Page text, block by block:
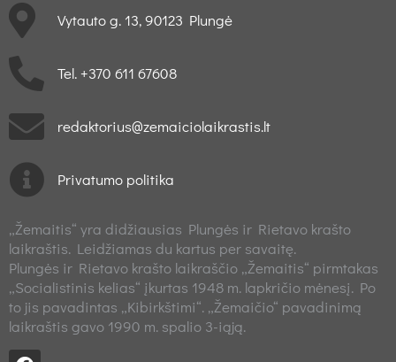
Vytauto g. 13, 90123 Plungė
Tel. +370 611 67608
redaktorius@zemaiciolaikrastis.lt
Privatumo politika
„Žemaitis“ yra didžiausias Plungės ir Rietavo krašto
laikraštis. Leidžiamas du kartus per savaitę.
Plungės ir Rietavo krašto laikraščio „Žemaitis“ pirmtakas
„Socialistinis kelias“ įkurtas 1948 m. lapkričio mėnesį. Po
to jis pavadintas „Kibirkštimi“. „Žemaičio“ pavadinimą
laikraštis gavo 1990 m. spalio 3-iąją.